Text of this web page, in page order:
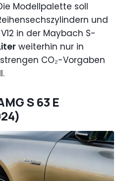
Modellpalette soll
und
in der Maybach S-
weiterhin nur in
CO₂-Vorgaben
S 63 E